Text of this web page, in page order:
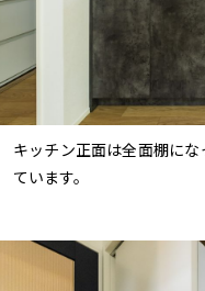
キッチン正面は全面棚に
ています。